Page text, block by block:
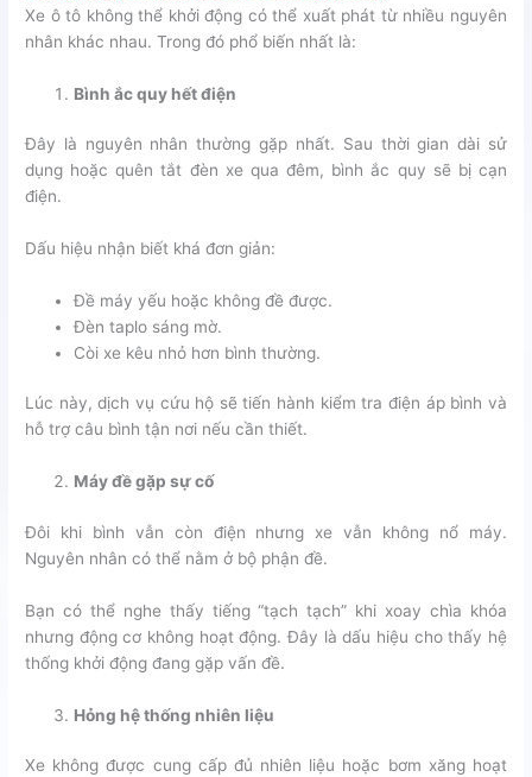
Xe ô tô không thể khởi động có thể xuất phát từ nhiều nguyên
nhân khác nhau. Trong đó phổ biến nhất là:
Bình ắc quy hết điện
Đây là nguyên nhân thường gặp nhất. Sau thời gian dài sử
dụng hoặc quên tắt đèn xe qua đêm, bình ắc quy sẽ bị cạn
điện.
Dấu hiệu nhận biết khá đơn giản:
Đề máy yếu hoặc không đề được.
Đèn taplo sáng mờ.
Còi xe kêu nhỏ hơn bình thường.
Lúc này, dịch vụ cứu hộ sẽ tiến hành kiểm tra điện áp bình và
hỗ trợ câu bình tận nơi nếu cần thiết.
Máy đề gặp sự cố
Đôi khi bình vẫn còn điện nhưng xe vẫn không nổ máy.
Nguyên nhân có thể nằm ở bộ phận đề.
Bạn có thể nghe thấy tiếng “tạch tạch” khi xoay chìa khóa
nhưng động cơ không hoạt động. Đây là dấu hiệu cho thấy hệ
thống khởi động đang gặp vấn đề.
Hỏng hệ thống nhiên liệu
Xe không được cung cấp đủ nhiên liệu hoặc bơm xăng hoạt